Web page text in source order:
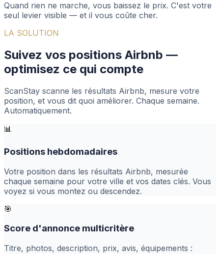
Quand rien ne marche, vous baissez le prix. C'est votre
seul levier visible — et il vous coûte cher.
LA SOLUTION
Suivez vos positions Airbnb —
optimisez ce qui compte
ScanStay scanne les résultats Airbnb, mesure votre
position, et vous dit quoi améliorer. Chaque semaine.
Automatiquement.
📊
Positions hebdomadaires
Votre position dans les résultats Airbnb, mesurée
chaque semaine pour votre ville et vos dates clés. Vous
voyez si vous montez ou descendez.
🎯
Score d'annonce multicritère
Titre, photos, description, prix, avis, équipements :